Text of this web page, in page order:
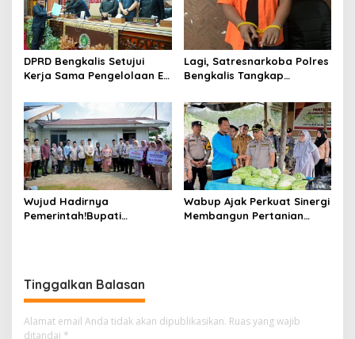
DPRD Bengkalis Setujui
Kerja Sama Pengelolaan E-
Sungai Selari.
Lagi, Satresnarkoba Polres
Bengkalis Tangkap
Air
Wujud Hadirnya
Pemerintah!Bupati
Wabup Ajak Perkuat Sinergi
Membangun Pertanian
Tinggalkan Balasan
Alamat email Anda tidak akan dipublikasikan. Ruas yang wajib
ditandai *